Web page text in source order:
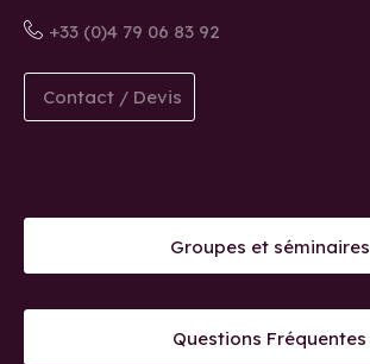
+33 (0)4 79 06 83 92
Contact / Devis
Groupes et séminaires
Questions Fréquentes